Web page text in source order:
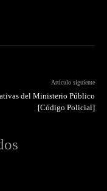
Artículo siguiente
del Ministerio Público
[Código Policial]